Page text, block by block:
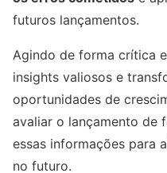
futuros lançamentos.
Agindo de forma crítica
insights valiosos e
oportunidades de
avaliar o lançamento de
essas informações para
no futuro.